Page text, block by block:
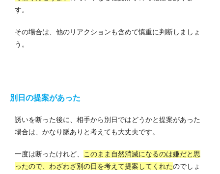
す。
その場合は、他のリアクションも含めて慎重に判断しましょ
う。
別日の提案があった
誘いを断った後に、相手から別日ではどうかと提案があった
場合は、かなり脈ありと考えても大丈夫です。
一度は断ったけれど、
このまま自然消滅になるのは嫌だと思
ったので、わざわざ別の日を考えて提案してくれたのでしょ